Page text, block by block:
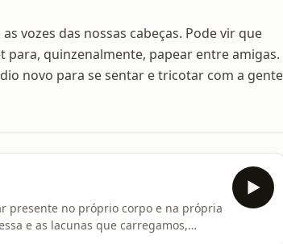
vozes das nossas cabeças. Pode vir que
quinzenalmente, papear entre amigas.
novo para se sentar e tricotar com a
presente no próprio corpo e na própria
e as lacunas que carregamos,